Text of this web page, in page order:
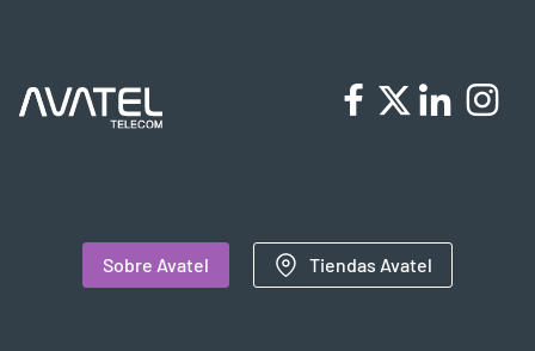
Sobre Avatel Tiendas Avatel